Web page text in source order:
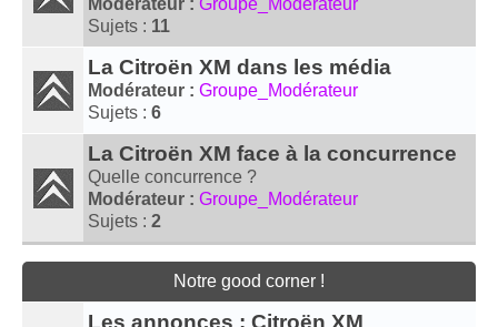
Sujets : 11
La Citroën XM dans les média
Modérateur : Groupe_Modérateur
Sujets : 6
La Citroën XM face à la concurrence
Quelle concurrence ?
Modérateur : Groupe_Modérateur
Sujets : 2
Notre good corner !
Les annonces : Citroën XM